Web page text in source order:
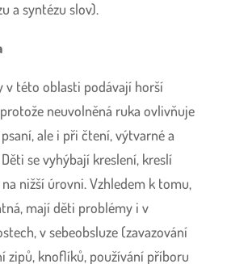
a syntézu slov).
v této oblasti podávají horší
neuvolněná ruka ovlivňuje
ale i při čtení, výtvarné a
se vyhýbají kreslení, kreslí
nižší úrovni. Vzhledem k tomu,
mají děti problémy i v
v sebeobsluze (zavazování
zipů, knoflíků, používání příboru